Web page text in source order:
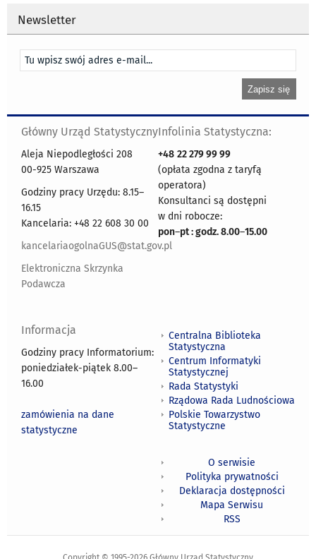
Newsletter
Główny Urząd Statystyczny
Aleja Niepodległości 208
00-925 Warszawa
Godziny pracy Urzędu: 8.15–
16.15
Kancelaria: +48 22 608 30 00
kancelariaogolnaGUS@stat.gov.pl
Elektroniczna Skrzynka
Podawcza
Infolinia Statystyczna:
+48 22 279 99 99
(opłata zgodna z taryfą
operatora)
Konsultanci są dostępni
w dni robocze:
pon–pt : godz. 8.00–15.00
Informacja
Godziny pracy Informatorium:
poniedziałek-piątek 8.00–
16.00
zamówienia na dane
statystyczne
Centralna Biblioteka
Statystyczna
Centrum Informatyki
Statystycznej
Rada Statystyki
Rządowa Rada Ludnościowa
Polskie Towarzystwo
Statystyczne
O serwisie
Polityka prywatności
Deklaracja dostępności
Mapa Serwisu
RSS